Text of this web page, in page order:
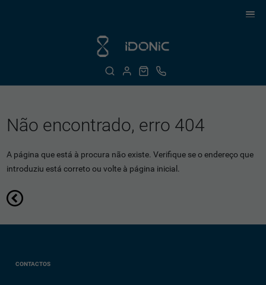
Não encontrado, erro 404
A página que está à procura não existe. Verifique se o endereço que
introduziu está correto ou volte à página inicial.
CONTACTOS